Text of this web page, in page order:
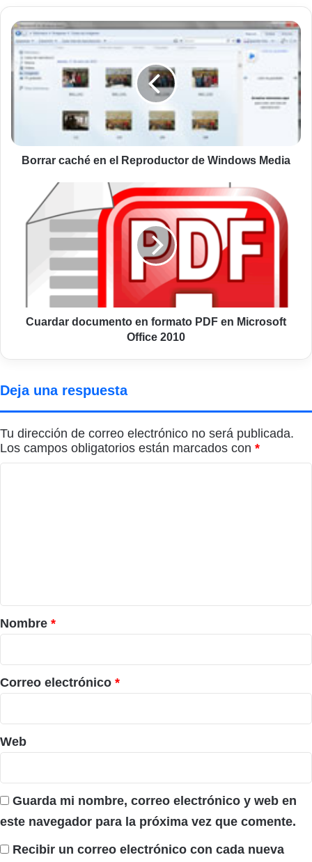
Borrar
caché
en
el
Reproductor
Borrar caché en el Reproductor de Windows Media
Cuardar
documento
formato
Microsoft
2010
Cuardar documento en formato PDF en Microsoft
Office 2010
Deja una respuesta
Tu dirección de correo electrónico no será publicada.
Los campos obligatorios están marcados con *
r
i
o
*
Nombre *
Correo electrónico *
Web
Guarda mi nombre, correo electrónico y web en
este navegador para la próxima vez que comente.
Recibir un correo electrónico con cada nueva